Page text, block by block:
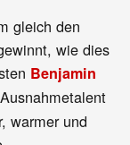
gleich den
wie dies
Benjamin
warmer und